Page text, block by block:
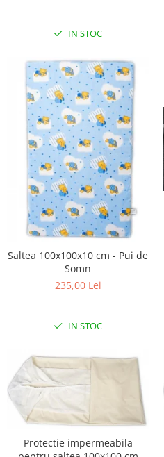
IN STOC
Saltea 100x100x10 cm - Pui de
Somn
235,00 Lei
IN STOC
Protectie impermeabila